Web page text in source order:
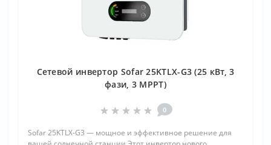
Сетевой инвертор Sofar 25KTLX-G3 (25 кВт, 3
фази, 3 MPPT)
0
Sofar 25KTLX-G3 — мощное и эффективное решение для